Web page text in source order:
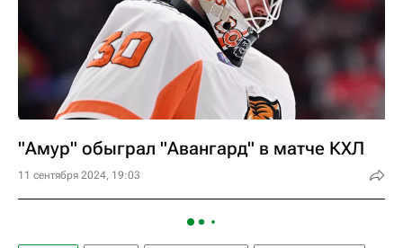
"Амур" обыграл "Авангард" в матче КХЛ
11 сентября 2024, 19:03